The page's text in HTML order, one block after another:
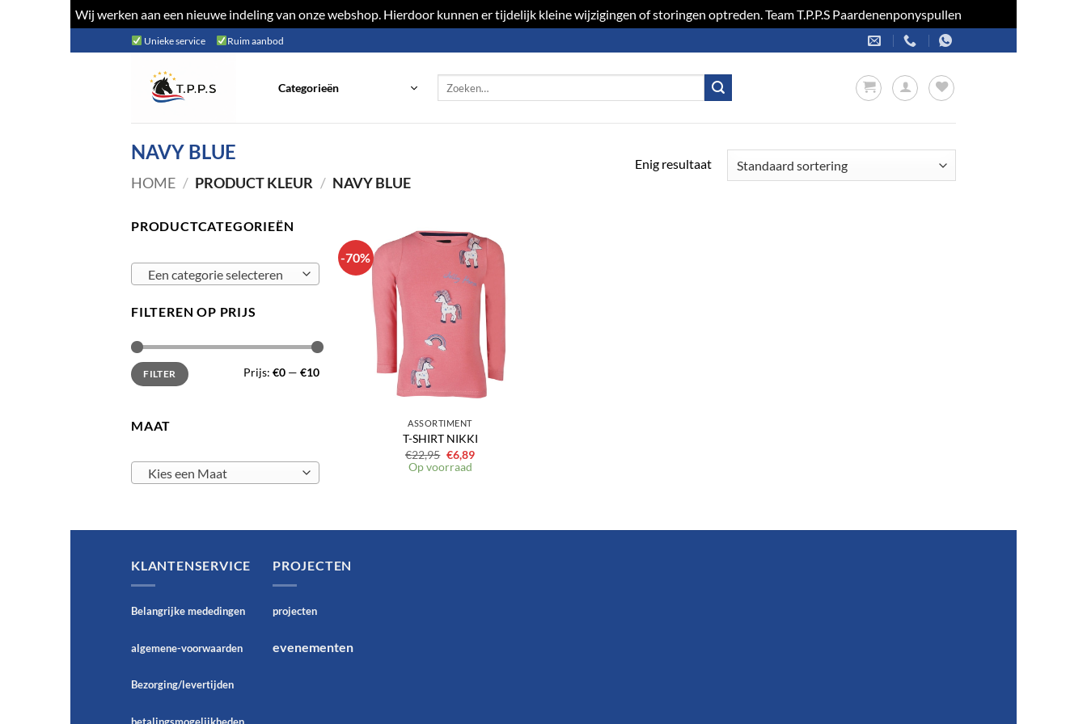
Wij werken aan een nieuwe indeling van onze webshop. Hierdoor kunnen er tijdelijk kleine wijzigingen of storingen optreden. Team T.P.P.S Paardenenponyspullen
naar
Unieke service Ruim aanbod
Categorieën
NAVY BLUE
HOME / PRODUCT KLEUR / NAVY BLUE
Enig resultaat
PRODUCTCATEGORIEËN
Een categorie selecteren
FILTEREN OP PRIJS
Min.
prijs
Max.
prijsFILTER Prijs: €0— €10
MAAT
Kies een Maat
-70%
Toevoegen
verlanglijst
ASSORTIMENT
T-SHIRT NIKKI
€22,95 Oorspronkelijke
prijs
€6,89Huidige
Op voorraad
KLANTENSERVICE
Belangrijke mededingen
algemene-voorwaarden
Bezorging/levertijden
PROJECTEN
projecten
evenementen